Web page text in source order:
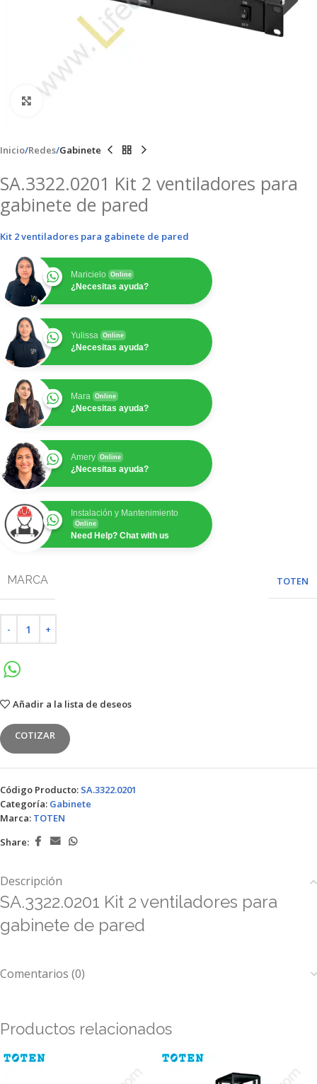
Inicio Redes Gabinete
SA.3322.0201 Kit 2 ventiladores para
gabinete de pared
Kit 2 ventiladores para gabinete de pared
Maricielo Online
¿Necesitas ayuda?
Yulissa Online
¿Necesitas ayuda?
Mara Online
¿Necesitas ayuda?
Amery Online
¿Necesitas ayuda?
Instalación y Mantenimiento
Online
Need Help? Chat with us
MARCA TOTEN
Añadir a la lista de deseos
COTIZAR
Código Producto: SA.3322.0201
Categoría: Gabinete
Marca: TOTEN
Share:
Descripción
SA.3322.0201 Kit 2 ventiladores para
gabinete de pared
Comentarios (0)
Productos relacionados